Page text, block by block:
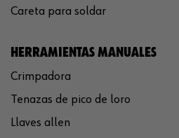
Careta para soldar
HERRAMIENTAS MANUALES
Crimpadora
Tenazas de pico de loro
Llaves allen